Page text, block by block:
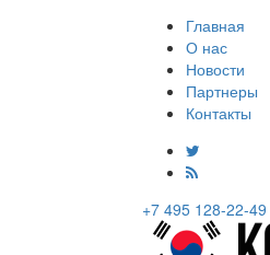
Главная
О нас
Новости
Партнеры
Контакты
+7 495 128-22-49